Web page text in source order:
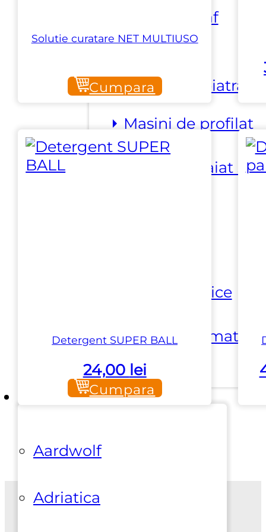
⏵ Aspirare praf
manipulare piatra
⏵ Masini de profilat
⏵ Masini de taiat si
⏵ Scule electrice
⏵ Scule pneumatice
Branduri
Aardwolf
Adriatica
Solutie curatare NET MULTIUSO
Cumpara
Detergent SUPER BALL
24,00 lei
Cumpara